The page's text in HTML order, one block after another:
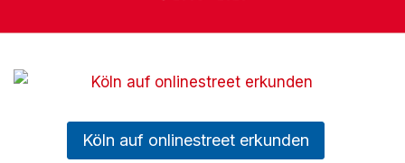
Köln auf onlinestreet erkunden